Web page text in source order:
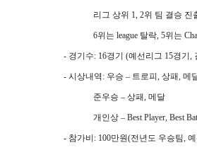
리그 상위 1, 2위 팀 결승 진
6위는 league 탈락, 5위는
- 경기수: 16경기 (예선리그 15경기 ,
- 시상내역 : 우승 – 트로피 , 상패, 메
준우승 – 상패, 메달
개인상 – Best Player, Best
- 참가비 : 100만원(전년도 우승팀,